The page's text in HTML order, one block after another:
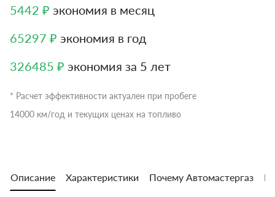
5442 ₽ экономия в месяц
65297 ₽ экономия в год
326485 ₽ экономия за 5 лет
* Расчет эффективности актуален при пробеге
14000 км/год и текущих ценах на топливо
Описание Характеристики Почему Автомастергаз